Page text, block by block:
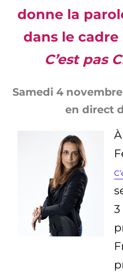
donne la
dans le
C’est pas
Samedi 4
en direct
À